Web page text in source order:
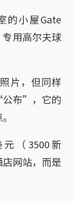
的小屋Gate
用高尔夫球
片，但同样
公布”，它的
元（3500新
网站，而是